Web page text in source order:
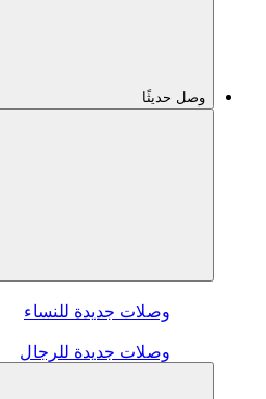
وصل حديثًا
وصلات جديدة للنساء
وصلات جديدة للرجال